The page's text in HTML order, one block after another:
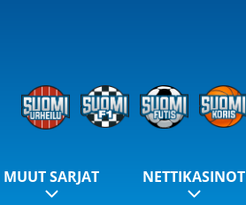
MUUT SARJAT NETTIKASINOT